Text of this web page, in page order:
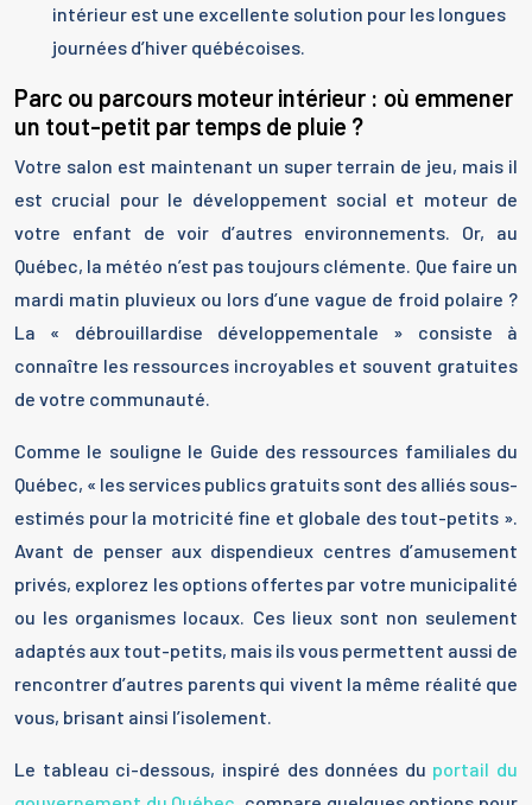
intérieur est une excellente solution pour les longues
journées d’hiver québécoises.
Parc ou parcours moteur intérieur : où emmener
un tout-petit par temps de pluie ?
Votre salon est maintenant un super terrain de jeu, mais il
est crucial pour le développement social et moteur de
votre enfant de voir d’autres environnements. Or, au
Québec, la météo n’est pas toujours clémente. Que faire un
mardi matin pluvieux ou lors d’une vague de froid polaire ?
La « débrouillardise développementale » consiste à
connaître les ressources incroyables et souvent gratuites
de votre communauté.
Comme le souligne le Guide des ressources familiales du
Québec, « les services publics gratuits sont des alliés sous-
estimés pour la motricité fine et globale des tout-petits ».
Avant de penser aux dispendieux centres d’amusement
privés, explorez les options offertes par votre municipalité
ou les organismes locaux. Ces lieux sont non seulement
adaptés aux tout-petits, mais ils vous permettent aussi de
rencontrer d’autres parents qui vivent la même réalité que
vous, brisant ainsi l’isolement.
Le tableau ci-dessous, inspiré des données du portail du